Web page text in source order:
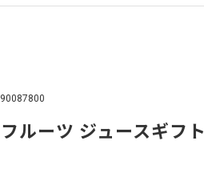
ルーツ ジュースギフト